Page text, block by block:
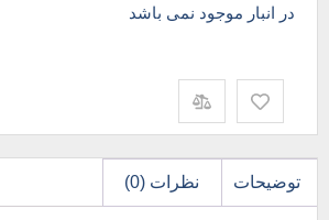
در انبار موجود نمی باشد
توضیحات نظرات (0)